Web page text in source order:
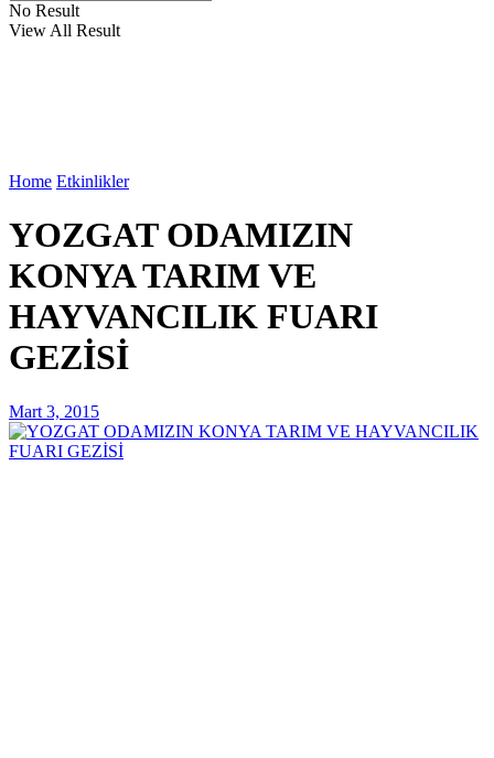
No Result
View All Result
Home Etkinlikler
YOZGAT ODAMIZIN
KONYA TARIM VE
HAYVANCILIK FUARI
GEZİSİ
Mart 3, 2015